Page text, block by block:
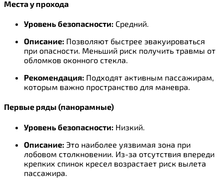
Места у прохода
Уровень безопасности: Средний.
Описание: Позволяют быстрее эвакуироваться
при опасности. Меньший риск получить травмы от
обломков оконного стекла.
Рекомендация: Подходят активным пассажирам,
которым важно пространство для маневра.
Первые ряды (панорамные)
Уровень безопасности: Низкий.
Описание: Это наиболее уязвимая зона при
лобовом столкновении. Из-за отсутствия впереди
крепких спинок кресел возрастает риск вылета
пассажира.